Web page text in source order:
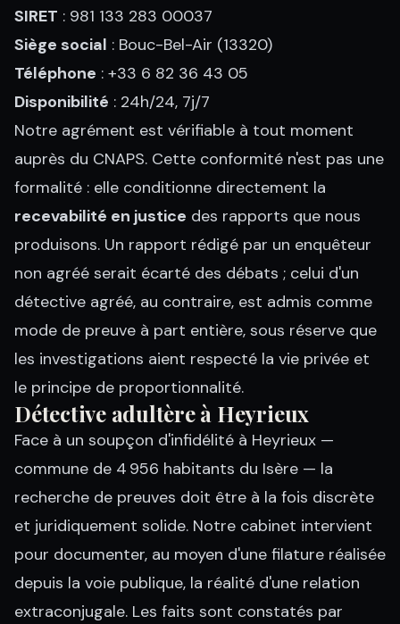
SIRET : 981 133 283 00037
Siège social : Bouc-Bel-Air (13320)
Téléphone : +33 6 82 36 43 05
Disponibilité : 24h/24, 7j/7
Notre agrément est vérifiable à tout moment
auprès du CNAPS. Cette conformité n'est pas une
formalité : elle conditionne directement la
recevabilité en justice des rapports que nous
produisons. Un rapport rédigé par un enquêteur
non agréé serait écarté des débats ; celui d'un
détective agréé, au contraire, est admis comme
mode de preuve à part entière, sous réserve que
les investigations aient respecté la vie privée et
le principe de proportionnalité.
Détective adultère à Heyrieux
Face à un soupçon d'infidélité à Heyrieux —
commune de 4 956 habitants du Isère — la
recherche de preuves doit être à la fois discrète
et juridiquement solide. Notre cabinet intervient
pour documenter, au moyen d'une filature réalisée
depuis la voie publique, la réalité d'une relation
extraconjugale. Les faits sont constatés par